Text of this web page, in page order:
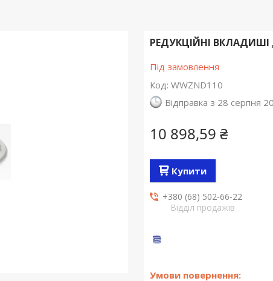
РЕДУКЦІЙНІ ВКЛАДИШІ
Під замовлення
Код: WWZND110
Відправка з 28 серпня
10 898,59 ₴
Купити
+380 (68) 502-66-22
Відділ продажів